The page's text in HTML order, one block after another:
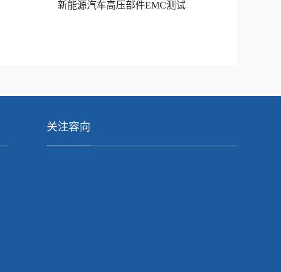
新能源汽车高压部件EMC测试
关注容向